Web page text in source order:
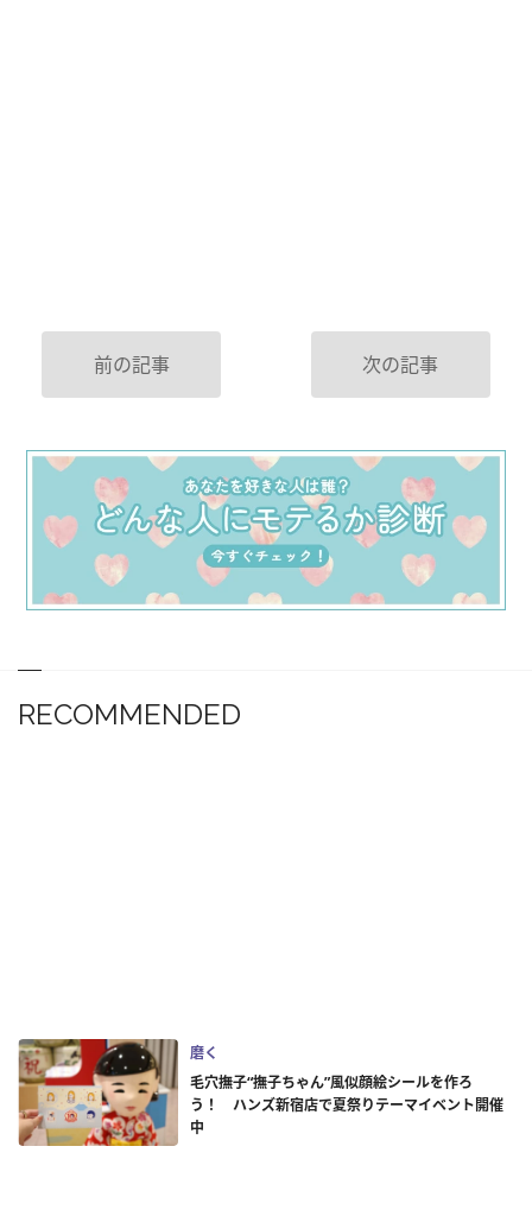
前の記事 次の記事
RECOMMENDED
磨く
毛穴撫子“撫子ちゃん”風似顔絵シールを作ろ
う！ ハンズ新宿店で夏祭りテーマイベント開催
中